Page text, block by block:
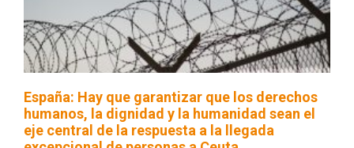
España: Hay que garantizar que los derechos
humanos, la dignidad y la humanidad sean el
eje central de la respuesta a la llegada